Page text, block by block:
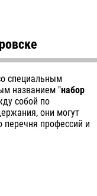
специальным
названием "набор
собой по
они могут
профессий и